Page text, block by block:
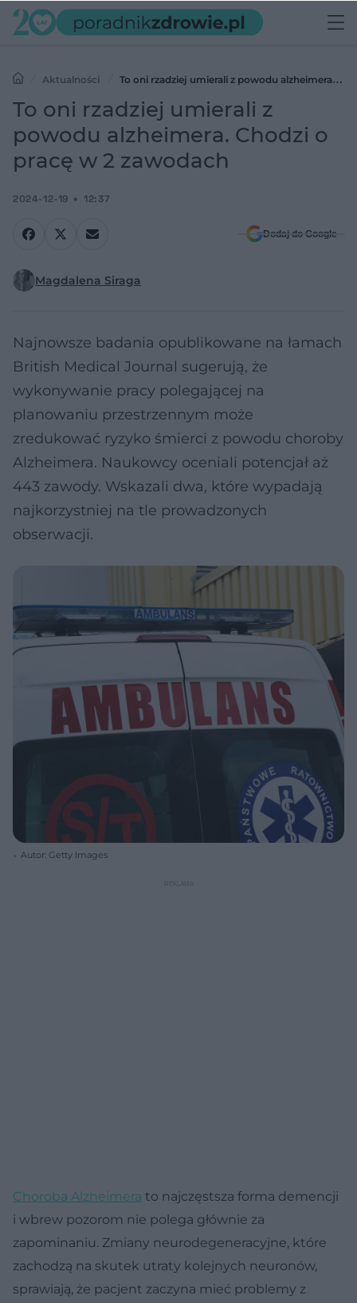
Aktualności
To oni rzadziej umierali z powodu alzheimera.
Chodzi o pracę w 2 zawodach
To oni rzadziej umierali z
powodu alzheimera. Chodzi o
pracę w 2 zawodach
2024-12-19 12:37
Dodaj do Google
Magdalena Siraga
Najnowsze badania opublikowane na łamach
British Medical Journal sugerują, że
wykonywanie pracy polegającej na
planowaniu przestrzennym może
zredukować ryzyko śmierci z powodu choroby
Alzheimera. Naukowcy oceniali potencjał aż
443 zawody. Wskazali dwa, które wypadają
najkorzystniej na tle prowadzonych
obserwacji.
Autor: Getty Images
Choroba Alzheimera to najczęstsza forma demencji
i wbrew pozorom nie polega głównie za
zapominaniu. Zmiany neurodegeneracyjne, które
zachodzą na skutek utraty kolejnych neuronów,
sprawiają, że pacjent zaczyna mieć problemy z